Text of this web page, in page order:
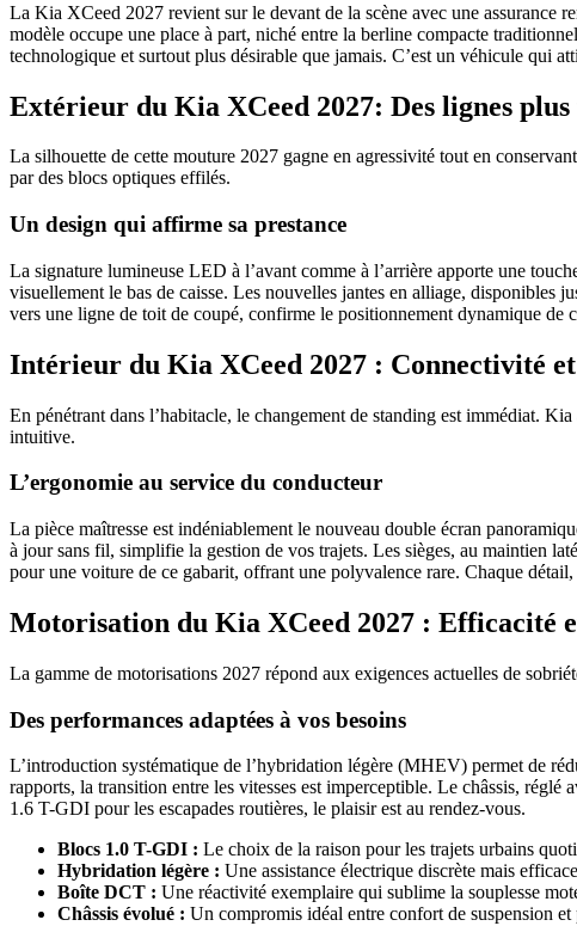
La Kia XCeed 2027 revient sur le devant de la scène avec une assurance
modèle occupe une place à part, niché entre la berline compacte
technologique et surtout plus désirable que jamais. C’est un véhicule qui
Extérieur du Kia XCeed 2027: Des lignes
La silhouette de cette mouture 2027 gagne en agressivité tout en
par des blocs optiques effilés.
Un design qui affirme sa prestance
La signature lumineuse LED à l’avant comme à l’arrière apporte une
visuellement le bas de caisse. Les nouvelles jantes en alliage, disponibles
vers une ligne de toit de coupé, confirme le positionnement dynamique de
Intérieur du Kia XCeed 2027 : Connectivité
En pénétrant dans l’habitacle, le changement de standing est immédiat.
intuitive.
L’ergonomie au service du conducteur
La pièce maîtresse est indéniablement le nouveau double écran
à jour sans fil, simplifie la gestion de vos trajets. Les sièges, au maintien
pour une voiture de ce gabarit, offrant une polyvalence rare. Chaque
Motorisation du Kia XCeed 2027 : Efficacité
La gamme de motorisations 2027 répond aux exigences actuelles de
Des performances adaptées à vos besoins
L’introduction systématique de l’hybridation légère (MHEV) permet de
rapports, la transition entre les vitesses est imperceptible. Le châssis,
1.6 T-GDI pour les escapades routières, le plaisir est au rendez-vous.
Blocs 1.0 T-GDI : Le choix de la raison pour les trajets urbains
Hybridation légère : Une assistance électrique discrète mais
Boîte DCT : Une réactivité exemplaire qui sublime la souplesse
Châssis évolué : Un compromis idéal entre confort de suspension